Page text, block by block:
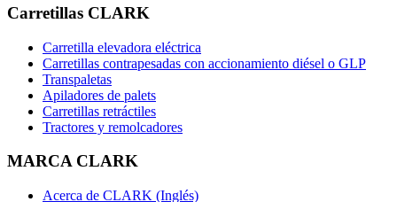
Carretillas CLARK
Carretilla elevadora eléctrica
Carretillas contrapesadas con accionamiento diésel o GLP
Transpaletas
Apiladores de palets
Carretillas retráctiles
Tractores y remolcadores
MARCA CLARK
Acerca de CLARK (Inglés)